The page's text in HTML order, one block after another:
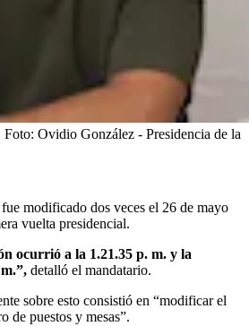
Foto: Ovidio González - Presidencia de la
fue modificado dos veces el 26 de mayo
vuelta presidencial.
ocurrió a la 1.21.35 p. m. y la
detalló el mandatario.
sobre esto consistió en “modificar el
de puestos y mesas”.